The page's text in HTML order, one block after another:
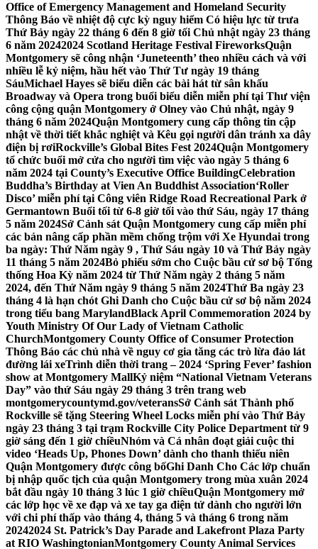
Office of Emergency Management and Homeland Security
Thông Báo về nhiệt độ cực kỳ nguy hiểm Có hiệu lực từ trưa
Thứ Bảy ngày 22 tháng 6 đến 8 giờ tối Chủ nhật ngày 23 tháng
6 năm 20242024 Scotland Heritage Festival FireworksQuận
Montgomery sẽ công nhận ‘Juneteenth’ theo nhiều cách và với
nhiều lễ kỷ niệm, hầu hết vào Thứ Tư ngày 19 tháng
SáuMichael Hayes sẽ biểu diễn các bài hát từ sân khấu
Broadway và Opera trong buổi biểu diễn miễn phí tại Thư viện
công cộng quận Montgomery ở Olney vào Chủ nhật, ngày 9
tháng 6 năm 2024Quận Montgomery cung cấp thông tin cập
nhật về thời tiết khắc nghiệt và Kêu gọi người dân tránh xa dây
điện bị rơiRockville’s Global Bites Fest 2024Quận Montgomery
tổ chức buổi mở cửa cho người tìm việc vào ngày 5 tháng 6
năm 2024 tại County’s Executive Office BuildingCelebration
Buddha’s Birthday at Vien An Buddhist Association‘Roller
Disco’ miễn phí tại Công viên Ridge Road Recreational Park ở
Germantown Buổi tối từ 6-8 giờ tối vào thứ Sáu, ngày 17 tháng
5 năm 2024Sở Cảnh sát Quận Montgomery cung cấp miễn phí
các bản nâng cấp phần mềm chống trộm với Xe Hyundai trong
ba ngày: Thứ Năm ngày 9 , Thứ Sáu ngày 10 và Thứ Bảy ngày
11 tháng 5 năm 2024Bỏ phiếu sớm cho Cuộc bầu cử sơ bộ Tổng
thống Hoa Kỳ năm 2024 từ Thứ Năm ngày 2 tháng 5 năm
2024, đến Thứ Năm ngày 9 tháng 5 năm 2024Thứ Ba ngày 23
tháng 4 là hạn chót Ghi Danh cho Cuộc bầu cử sơ bộ năm 2024
trong tiểu bang MarylandBlack April Commemoration 2024 by
Youth Ministry Of Our Lady of Vietnam Catholic
ChurchMontgomery County Office of Consumer Protection
Thông Báo các chủ nhà về nguy cơ gia tăng các trò lừa đảo lát
đường lái xeTrình diễn thời trang – 2024 ‘Spring Fever’ fashion
show at Montgomery MallKỷ niệm “National Vietnam Veterans
Day” vào thứ Sáu ngày 29 tháng 3 trên trang web
montgomerycountymd.gov/veteransSở Cảnh sát Thành phố
Rockville sẽ tặng Steering Wheel Locks miễn phí vào Thứ Bảy
ngày 23 tháng 3 tại trạm Rockville City Police Department từ 9
giờ sáng đến 1 giờ chiềuNhóm và Cá nhân đoạt giải cuộc thi
video ‘Heads Up, Phones Down’ dành cho thanh thiếu niên
Quận Montgomery được công bốGhi Danh Cho Các lớp chuẩn
bị nhập quốc tịch của quận Montgomery trong mùa xuân 2024
bắt đầu ngày 10 tháng 3 lúc 1 giờ chiềuQuận Montgomery mở
các lớp học về xe đạp và xe tay ga điện tử dành cho người lớn
với chi phí thấp vào tháng 4, tháng 5 và tháng 6 trong năm
20242024 St. Patrick’s Day Parade and Lakefront Plaza Party
at RIO WashingtonianMontgomery County Animal Services